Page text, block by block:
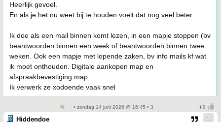
Heerlijk gevoel.
En als je het nu weet bij te houden voelt dat nog veel beter.
Ik doe als een mail binnen komt lezen, in een mapje stoppen (bv
beantwoorden binnen een week of beantwoorden binnen twee
weken. Ook een mapje met lopende zaken, bv info mails kf wat
ik moet onthouden. Digitale aankopen map en
afspraakbevestiging map.
Ik verwerk ze xodoende vaak snel
• zondag 14 juni 2026 @ 16:45 • 3
Hiddendoe